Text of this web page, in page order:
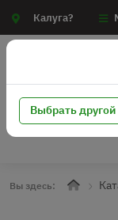
Калуга?
Вы здесь:
Выбрать другой